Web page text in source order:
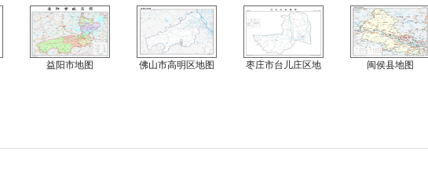
益阳市地图 佛山市高明区地图 枣庄市台儿庄区地 闽侯县地图